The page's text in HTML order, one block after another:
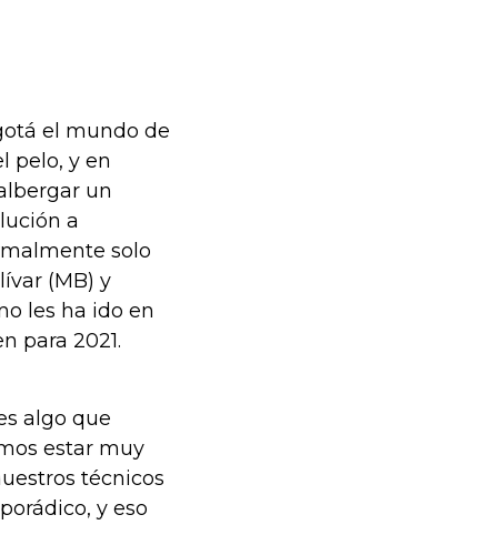
el mundo de
pelo, y en
un
a
solo
(MB) y
les ha ido en
para 2021.
algo que
estar muy
técnicos
y eso